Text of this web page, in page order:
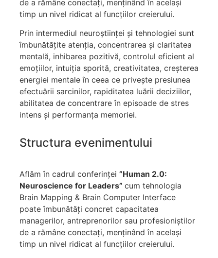
de a rămâne conectați, menținând în același
timp un nivel ridicat al funcțiilor creierului.
Prin intermediul neuroștiinței și tehnologiei sunt
îmbunătățite atenția, concentrarea și claritatea
mentală, inhibarea pozitivă, controlul eficient al
emoțiilor, intuiția sporită, creativitatea, creșterea
energiei mentale în ceea ce privește presiunea
efectuării sarcinilor, rapiditatea luării deciziilor,
abilitatea de concentrare în episoade de stres
intens și performanța memoriei.
Structura evenimentului
Aflăm în cadrul conferinței ”Human 2.0:
Neuroscience for Leaders” cum tehnologia
Brain Mapping & Brain Computer Interface
poate îmbunătăți concret capacitatea
managerilor, antreprenorilor sau profesioniștilor
de a rămâne conectați, menținând în același
timp un nivel ridicat al funcțiilor creierului.